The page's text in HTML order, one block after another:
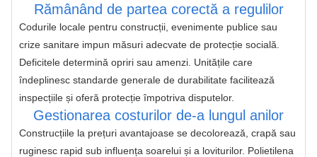
Rămânând de partea corectă a regulilor
Codurile locale pentru construcții, evenimente publice sau
crize sanitare impun măsuri adecvate de protecție socială.
Deficitele determină opriri sau amenzi. Unitățile care
îndeplinesc standarde generale de durabilitate facilitează
inspecțiile și oferă protecție împotriva disputelor.
Gestionarea costurilor de-a lungul anilor
Construcțiile la prețuri avantajoase se decolorează, crapă sau
ruginesc rapid sub influența soarelui și a loviturilor. Polietilena